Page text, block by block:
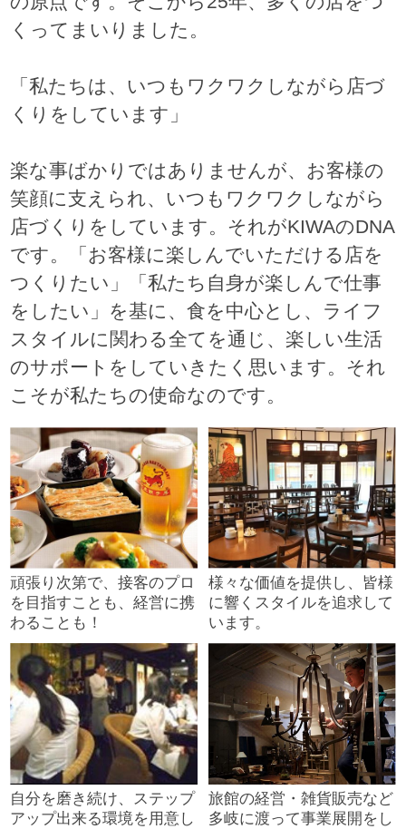
くってまいりました。
「私たちは、いつもワクワクしながら店づ
くりをしています」
楽な事ばかりではありませんが、お客様の
笑顔に支えられ、いつもワクワクしながら
店づくりをしています。それがKIWAのDNA
です。「お客様に楽しんでいただける店を
つくりたい」「私たち自身が楽しんで仕事
をしたい」を基に、食を中心とし、ライフ
スタイルに関わる全てを通じ、楽しい生活
のサポートをしていきたく思います。それ
こそが私たちの使命なのです。
頑張り次第で、接客のプロ
を目指すことも、経営に携
わることも！
様々な価値を提供し、皆様
に響くスタイルを追求して
います。
自分を磨き続け、ステップ
アップ出来る環境を用意し
旅館の経営・雑貨販売など
多岐に渡って事業展開をし